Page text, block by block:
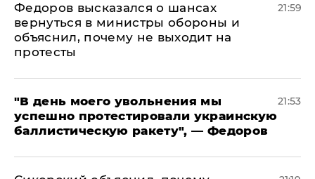
Федоров высказался о шансах
вернуться в министры обороны и
объяснил, почему не выходит на
протесты
21:59
​"В день моего увольнения мы
успешно протестировали украинскую
баллистическую ракету", — Федоров
21:53